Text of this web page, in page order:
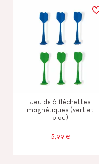
Jeu de 6 fléchettes
magnétiques (vert et
bleu)
5,99 €